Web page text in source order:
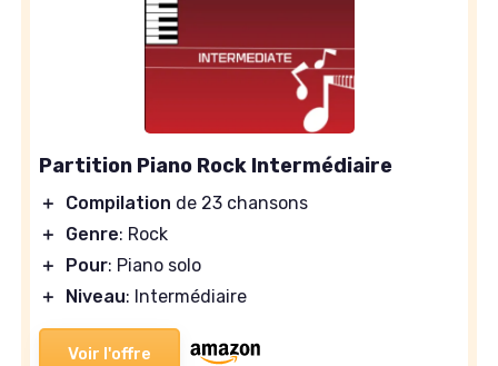
Partition Piano Rock Intermédiaire
＋ Compilation de 23 chansons
＋
Genre: Rock
＋
Pour: Piano solo
＋
Niveau: Intermédiaire
Voir l'offre